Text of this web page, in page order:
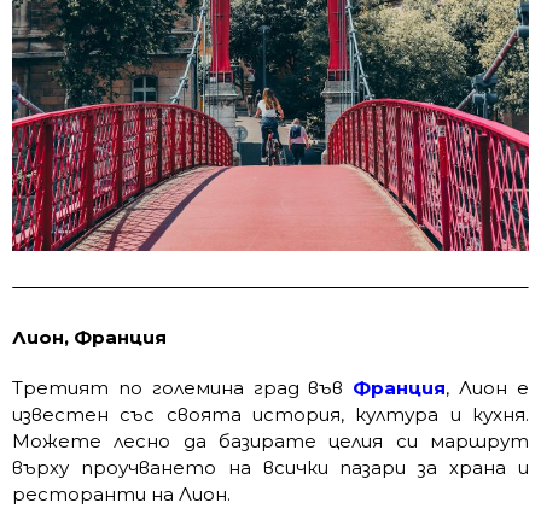
Лион, Франция
Третият по големина град във Франция, Лион е
известен със своята история, култура и кухня.
Можете лесно да базирате целия си маршрут
върху проучването на всички пазари за храна и
ресторанти на Лион.